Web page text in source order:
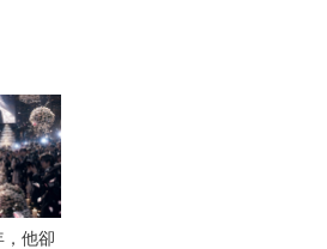
他卻